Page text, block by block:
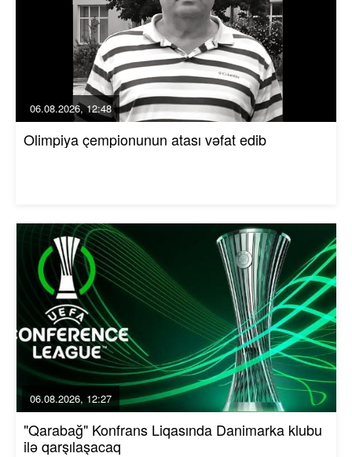
06.08.2026, 12:48
Olimpiya çempionunun atası vəfat edib
06.08.2026, 12:27
"Qarabağ" Konfrans Liqasında Danimarka klubu
ilə qarşılaşacaq